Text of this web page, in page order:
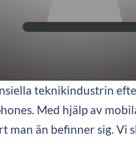
teknikindustrin
Med hjälp av
än befinner sig.